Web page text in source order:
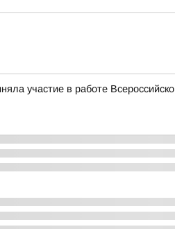
участие в работе